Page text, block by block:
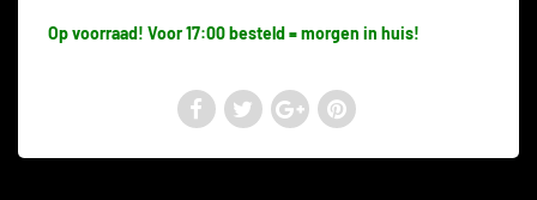
Op voorraad! Voor 17:00 besteld = morgen in huis!